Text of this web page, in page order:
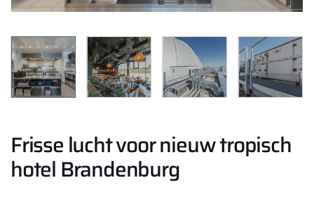
Frisse lucht voor nieuw tropisch
hotel Brandenburg